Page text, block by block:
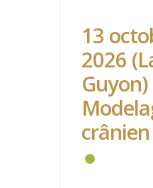
13
2026
Guyon)